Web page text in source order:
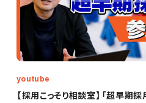
【採用こっそり相談室】「超早期
youtube